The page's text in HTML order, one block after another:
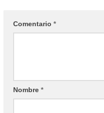
Comentario *
Nombre *